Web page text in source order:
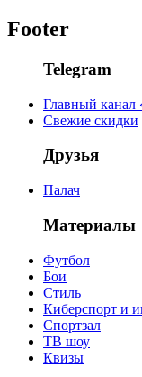
Footer
Telegram
Главный канал
Свежие скидки
Друзья
Палач
Материалы
Футбол
Бои
Стиль
Киберспорт и
Спортзал
ТВ шоу
Квизы